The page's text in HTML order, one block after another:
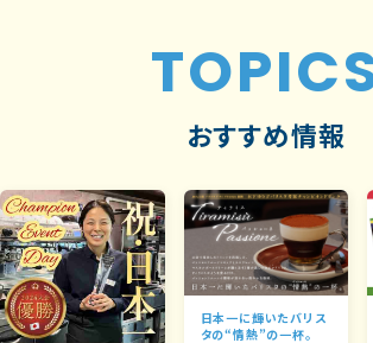
おすすめ情報
日本一に輝いたバリス
タの“情熱”の一杯。